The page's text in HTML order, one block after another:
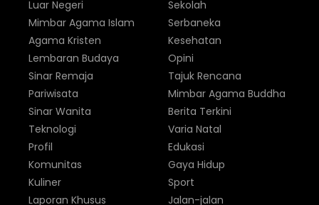
Luar Negeri
Sekolah
Mimbar Agama Islam
Agama Kristen
Lembaran Budaya
Sinar Remaja
Pariwisata
Sinar Wanita
Serbaneka
Kesehatan
Opini
Tajuk Rencana
Mimbar Agama Buddha
Berita Terkini
Teknologi
Profil
Komunitas
Kuliner
Laporan Khusus
Varia Natal
Edukasi
Gaya Hidup
Sport
Jalan-jalan